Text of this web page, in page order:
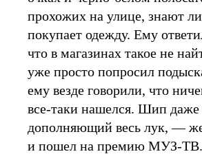
прохожих на улице, знают
покупает одежду. Ему
что в магазинах такое не
уже просто попросил
ему везде говорили, что
все-таки нашелся. Шип даже
дополняющий весь лук, —
и пошел на премию МУЗ-ТВ.